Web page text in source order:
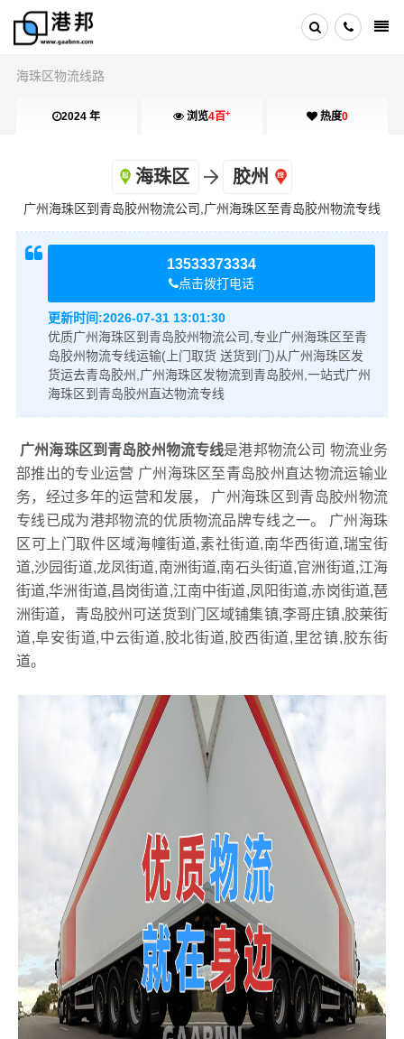
海珠区物流线路
2024 年 浏览4百+ 热度0
海珠区 胶州
广州海珠区到青岛胶州物流公司,广州海珠区至青岛胶州物流专线
13533373334
点击拨打电话
更新时间:2026-07-31 13:01:30
优质广州海珠区到青岛胶州物流公司,专业广州海珠区至青
岛胶州物流专线运输(上门取货 送货到门)从广州海珠区发
货运去青岛胶州,广州海珠区发物流到青岛胶州,一站式广州
海珠区到青岛胶州直达物流专线
广州海珠区到青岛胶州物流专线是港邦物流公司 物流业务
部推出的专业运营 广州海珠区至青岛胶州直达物流运输业
务，经过多年的运营和发展， 广州海珠区到青岛胶州物流
专线已成为港邦物流的优质物流品牌专线之一。 广州海珠
区可上门取件区域海幢街道,素社街道,南华西街道,瑞宝街
道,沙园街道,龙凤街道,南洲街道,南石头街道,官洲街道,江海
街道,华洲街道,昌岗街道,江南中街道,凤阳街道,赤岗街道,琶
洲街道，青岛胶州可送货到门区域铺集镇,李哥庄镇,胶莱街
道,阜安街道,中云街道,胶北街道,胶西街道,里岔镇,胶东街
道。